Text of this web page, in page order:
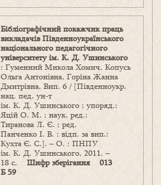
Бібліографічний покажчик праць
викладачів Південноукраїнського
національного педагогічного
університету ім. К. Д. Ушинського
: Гуменний Микола Хомич, Копусь
Ольга Антонівна, Горіна Жанна
Дмитрівна. Вип. 6 / [Південноукр.
нац. пед. ун-т
ім. К. Д. Ушинського ; упоряд.:
Яцій О. М. ; наук. ред.:
Тиранова Л. Є. ; ред.
Панченко І. В. ; відп. за вип.:
Кухта Є. С.]. – О. : ПНПУ
ім. К. Д. Ушинського, 2011. –
18 с. Шифр зберігання 013
Б 59